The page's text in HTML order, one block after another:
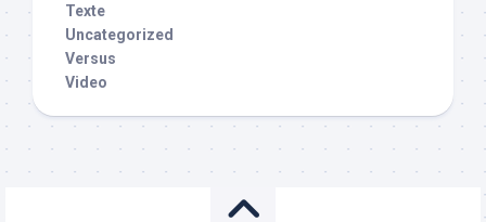
Texte
Uncategorized
Versus
Video